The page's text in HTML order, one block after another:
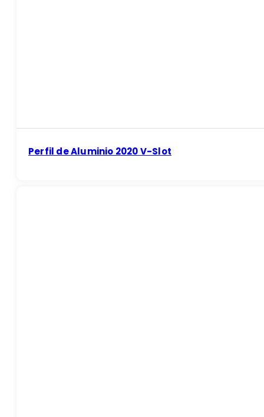
Perfil de Aluminio 2020 V-Slot